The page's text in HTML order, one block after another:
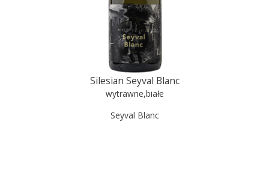
Silesian Seyval Blanc
wytrawne,białe
Seyval Blanc